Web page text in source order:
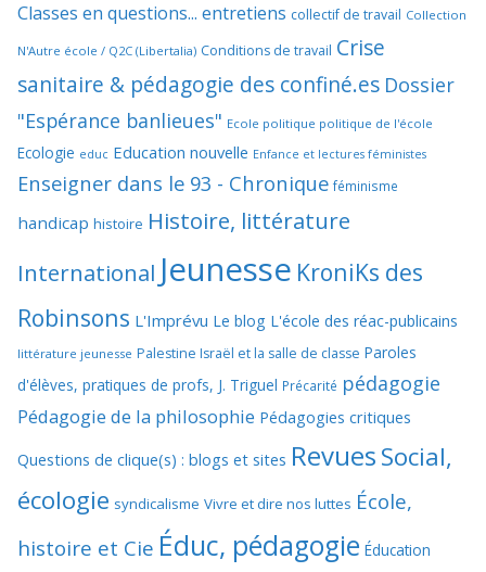
Classes en questions... entretiens collectif de travail Collection
N'Autre école / Q2C (Libertalia) Conditions de travail Crise
sanitaire & pédagogie des confiné.es Dossier
"Espérance banlieues" Ecole politique politique de l'école
Ecologie educ Education nouvelle Enfance et lectures féministes
Enseigner dans le 93 - Chronique féminisme
handicap histoire Histoire, littérature
International Jeunesse KroniKs des
Robinsons L'Imprévu Le blog L'école des réac-publicains
littérature jeunesse Palestine Israël et la salle de classe Paroles
d'élèves, pratiques de profs, J. Triguel Précarité pédagogie
Pédagogie de la philosophie Pédagogies critiques
Questions de clique(s) : blogs et sites RevuesSocial,
écologie syndicalisme Vivre et dire nos luttes École,
histoire et Cie Éduc, pédagogie Éducation